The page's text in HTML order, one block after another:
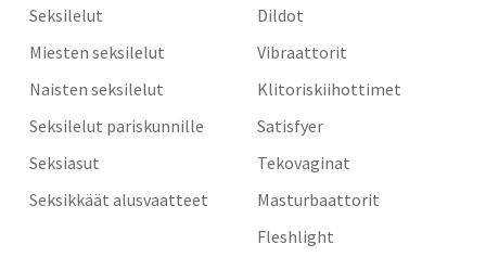
Seksilelut
Miesten seksilelut
Naisten seksilelut
Seksilelut pariskunnille
Seksiasut
Seksikkäät alusvaatteet
Dildot
Vibraattorit
Klitoriskiihottimet
Satisfyer
Tekovaginat
Masturbaattorit
Fleshlight